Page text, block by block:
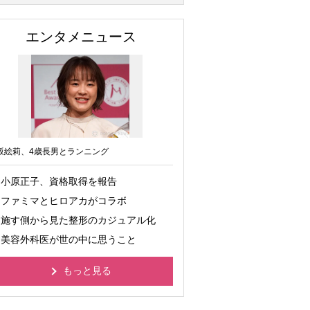
エンタメニュース
絵莉、4歳長男とランニング
小原正子、資格取得を報告
ファミマとヒロアカがコラボ
施す側から見た整形のカジュアル化
美容外科医が世の中に思うこと
もっと見る